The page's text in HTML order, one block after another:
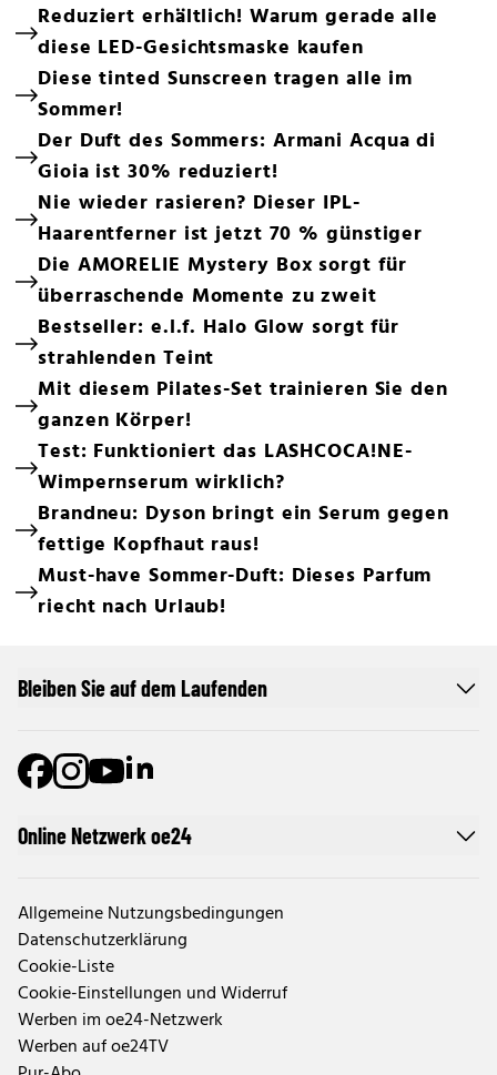
Reduziert erhältlich! Warum gerade alle
diese LED-Gesichtsmaske kaufen
Diese tinted Sunscreen tragen alle im
Sommer!
Der Duft des Sommers: Armani Acqua di
Gioia ist 30% reduziert!
Nie wieder rasieren? Dieser IPL-
Haarentferner ist jetzt 70 % günstiger
Die AMORELIE Mystery Box sorgt für
überraschende Momente zu zweit
Bestseller: e.l.f. Halo Glow sorgt für
strahlenden Teint
Mit diesem Pilates-Set trainieren Sie den
ganzen Körper!
Test: Funktioniert das LASHCOCA!NE-
Wimpernserum wirklich?
Brandneu: Dyson bringt ein Serum gegen
fettige Kopfhaut raus!
Must-have Sommer-Duft: Dieses Parfum
riecht nach Urlaub!
Online Netzwerk oe24
Allgemeine Nutzungsbedingungen
Datenschutzerklärung
Cookie-Liste
Cookie-Einstellungen und Widerruf
Werben im oe24-Netzwerk
Werben auf oe24TV
Bleiben Sie auf dem Laufenden